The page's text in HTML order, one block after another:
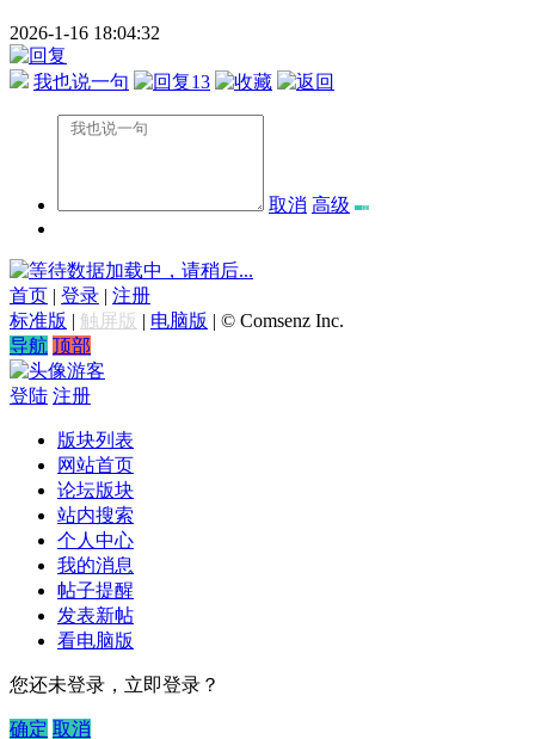
2026-1-16 18:04:32
我也说一句 13
取消 高级
数据加载中，请稍后...
首页 | 登录 | 注册
标准版 | 触屏版 | 电脑版 | © Comsenz Inc.
导航 顶部
游客
登陆 注册
版块列表
网站首页
论坛版块
站内搜索
个人中心
我的消息
帖子提醒
发表新帖
看电脑版
您还未登录，立即登录？
确定 取消